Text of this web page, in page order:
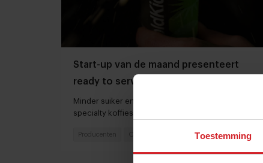
Toestemming
Start-up van de maand presenteert
ready to serve cold brew koffie voor de
horeca
Minder suiker en meer cafeïne in de cold brew
specialty koffies van Cold Kick
1 april 2024| 2 min
Producenten